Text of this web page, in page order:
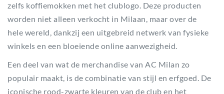
zelfs koffiemokken met het clublogo. Deze producten
worden niet alleen verkocht in Milaan, maar over de
hele wereld, dankzij een uitgebreid netwerk van fysieke
winkels en een bloeiende online aanwezigheid.
Een deel van wat de merchandise van AC Milan zo
populair maakt, is de combinatie van stijl en erfgoed. De
iconische rood-zwarte kleuren van de club en het